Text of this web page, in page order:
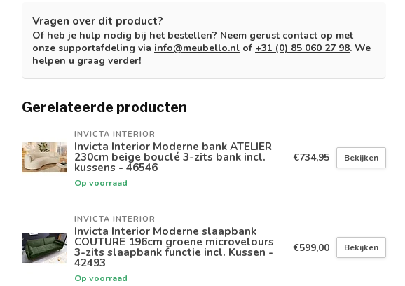
Vragen over dit product?
Of heb je hulp nodig bij het bestellen? Neem gerust contact op met
onze supportafdeling via info@meubello.nl of +31 (0) 85 060 27 98. We
helpen u graag verder!
Gerelateerde producten
INVICTA INTERIOR
Invicta Interior Moderne bank ATELIER
230cm beige bouclé 3-zits bank incl.
kussens - 46546
Op voorraad
€734,95 Bekijken
INVICTA INTERIOR
Invicta Interior Moderne slaapbank
COUTURE 196cm groene microvelours
3-zits slaapbank functie incl. Kussen -
42493
Op voorraad
€599,00 Bekijken